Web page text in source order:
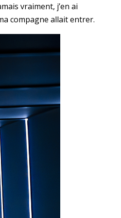
vraiment, j’en ai
compagne allait entrer.